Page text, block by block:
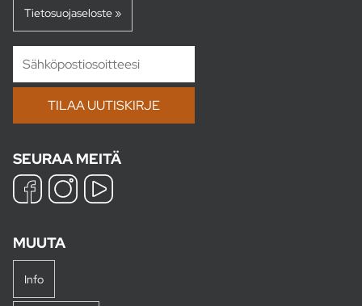
Tietosuojaseloste »
SEURAA MEITÄ
MUUTA
Info